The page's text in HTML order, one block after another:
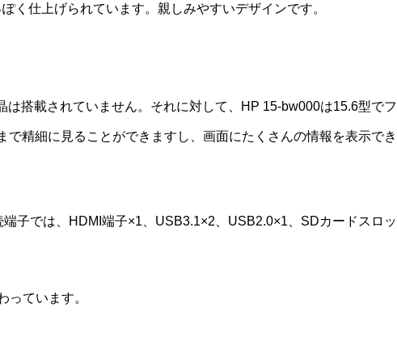
く仕上げられています。親しみやすいデザインです。
搭載されていません。それに対して、HP 15-bw000は15.6型で
精細に見ることができますし、画面にたくさんの情報を表示で
子では、HDMI端子×1、USB3.1×2、USB2.0×1、SDカードスロ
ています。